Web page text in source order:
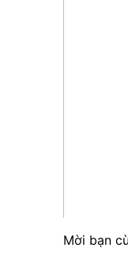
Mời bạn